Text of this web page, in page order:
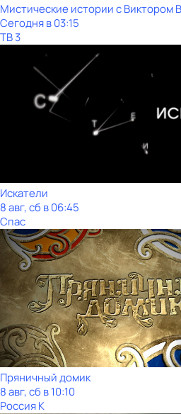
Мистические истории с Виктoром
Сегодня в 03:15
ТВ 3
Искатели
8 авг, сб в 06:45
Спас
Пряничный домик
8 авг, сб в 10:10
Россия К